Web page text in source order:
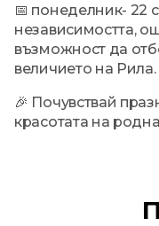
📅 понеделник- 22
независимостта,
възможност да
величието на Рила.
🎉 Почувствай
красотата на